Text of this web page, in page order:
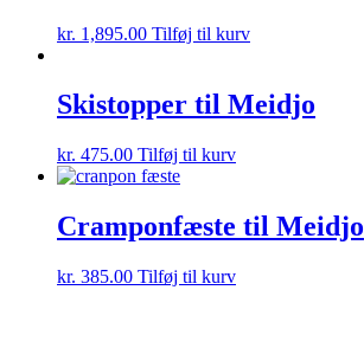
kr. 1,895.00 Tilføj til kurv
Skistopper til Meidjo
kr. 475.00 Tilføj til kurv
Cramponfæste til Meidjo
kr. 385.00 Tilføj til kurv